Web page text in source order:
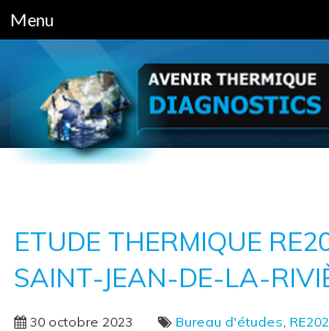
Menu
ETUDE THERMIQUE
SAINT-JEAN-DE-LA-
30 octobre 2023 Bureau d'études
Panneau de gestion des cookies